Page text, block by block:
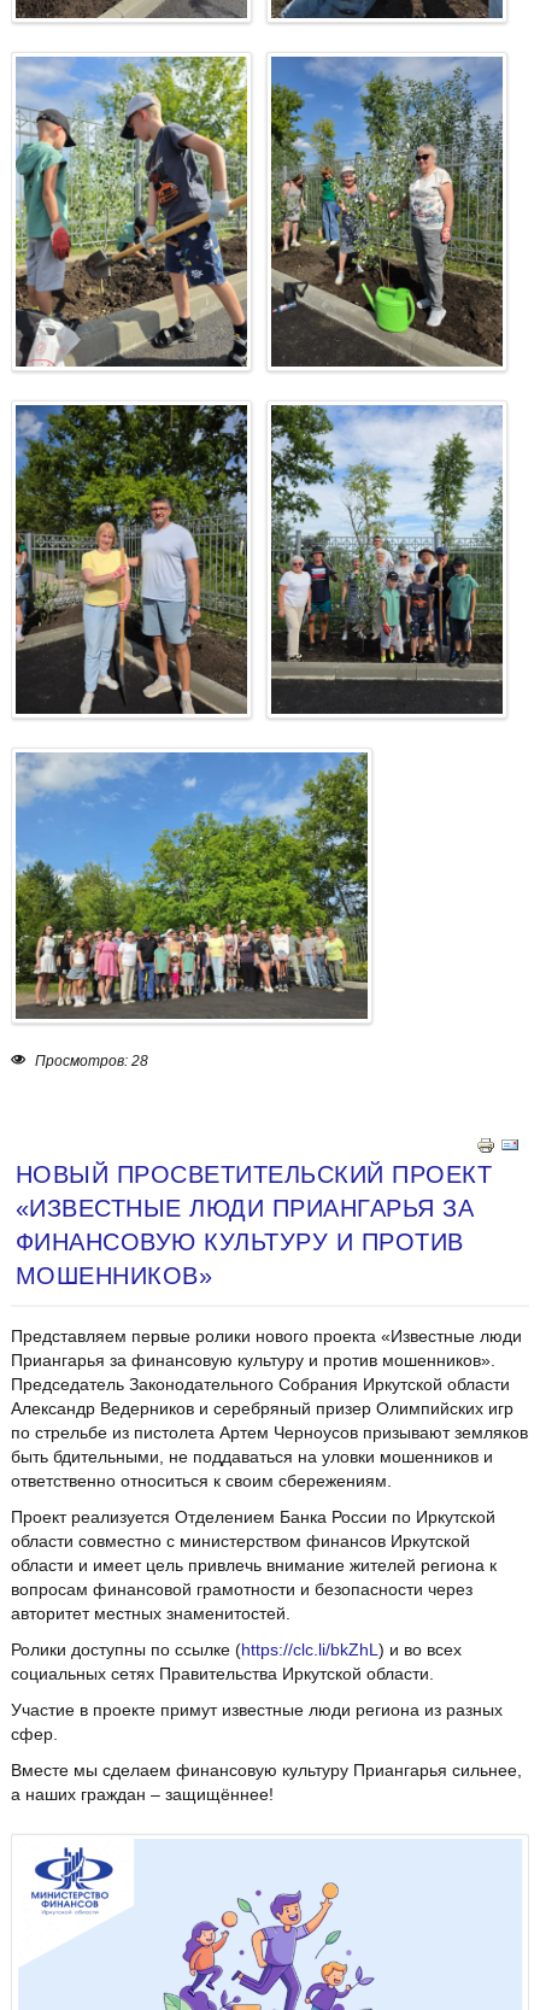
Просмотров: 28
НОВЫЙ ПРОСВЕТИТЕЛЬСКИЙ ПРОЕКТ
«ИЗВЕСТНЫЕ ЛЮДИ ПРИАНГАРЬЯ ЗА
ФИНАНСОВУЮ КУЛЬТУРУ И ПРОТИВ
МОШЕННИКОВ»
Представляем первые ролики нового проекта «Известные люди
Приангарья за финансовую культуру и против мошенников».
Председатель Законодательного Собрания Иркутской области
Александр Ведерников и серебряный призер Олимпийских игр
по стрельбе из пистолета Артем Черноусов призывают земляков
быть бдительными, не поддаваться на уловки мошенников и
ответственно относиться к своим сбережениям.
Проект реализуется Отделением Банка России по Иркутской
области совместно с министерством финансов Иркутской
области и имеет цель привлечь внимание жителей региона к
вопросам финансовой грамотности и безопасности через
авторитет местных знаменитостей.
Ролики доступны по ссылке (https://clc.li/bkZhL ) и во всех
социальных сетях Правительства Иркутской области.
Участие в проекте примут известные люди региона из разных
сфер.
Вместе мы сделаем финансовую культуру Приангарья сильнее,
а наших граждан – защищённее!